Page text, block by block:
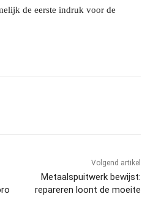
de eerste indruk voor de
Volgend artikel
Metaalspuitwerk bewijst:
repareren loont de moeite